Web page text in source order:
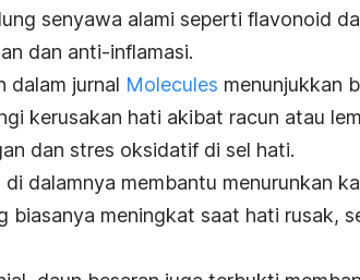
senyawa alami seperti flavonoid
dan anti-inflamasi.
dalam jurnal Molecules menunjukkan
kerusakan hati akibat racun atau
dan stres oksidatif di sel hati.
di dalamnya membantu menurunkan
biasanya meningkat saat hati rusak,